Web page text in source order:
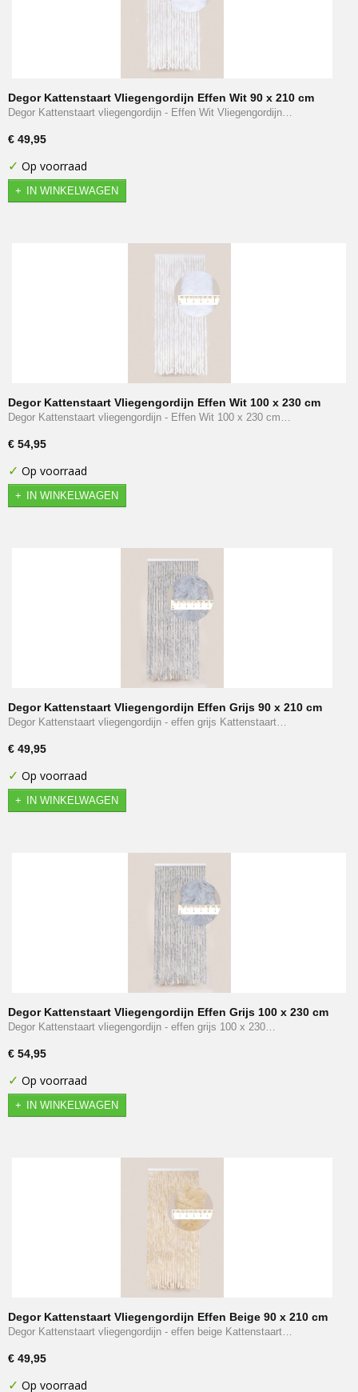
Degor Kattenstaart Vliegengordijn Effen Wit 90 x 210 cm
Degor Kattenstaart vliegengordijn - Effen Wit Vliegengordijn…
€ 49,95
✓ Op voorraad
IN WINKELWAGEN
Degor Kattenstaart Vliegengordijn Effen Wit 100 x 230 cm
Degor Kattenstaart vliegengordijn - Effen Wit 100 x 230 cm…
€ 54,95
✓ Op voorraad
IN WINKELWAGEN
Degor Kattenstaart Vliegengordijn Effen Grijs 90 x 210 cm
Degor Kattenstaart vliegengordijn - effen grijs Kattenstaart…
€ 49,95
✓ Op voorraad
IN WINKELWAGEN
Degor Kattenstaart Vliegengordijn Effen Grijs 100 x 230 cm
Degor Kattenstaart vliegengordijn - effen grijs 100 x 230…
€ 54,95
✓ Op voorraad
IN WINKELWAGEN
Degor Kattenstaart Vliegengordijn Effen Beige 90 x 210 cm
Degor Kattenstaart vliegengordijn - effen beige Kattenstaart…
€ 49,95
✓ Op voorraad